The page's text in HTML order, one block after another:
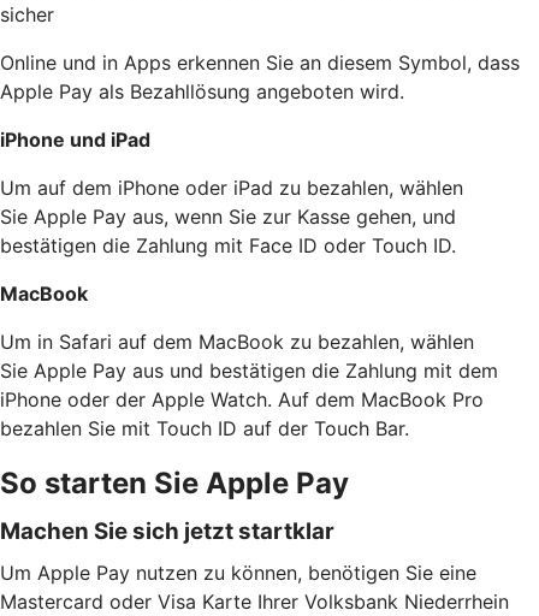
sicher
Online und in Apps erkennen Sie an diesem Symbol, dass
Apple Pay als Bezahllösung angeboten wird.
iPhone und iPad
Um auf dem iPhone oder iPad zu bezahlen, wählen
Sie Apple Pay aus, wenn Sie zur Kasse gehen, und
bestätigen die Zahlung mit Face ID oder Touch ID.
MacBook
Um in Safari auf dem MacBook zu bezahlen, wählen
Sie Apple Pay aus und bestätigen die Zahlung mit dem
iPhone oder der Apple Watch. Auf dem MacBook Pro
bezahlen Sie mit Touch ID auf der Touch Bar.
So starten Sie Apple Pay
Machen Sie sich jetzt startklar
Um Apple Pay nutzen zu können, benötigen Sie eine
Mastercard oder Visa Karte Ihrer Volksbank Niederrhein